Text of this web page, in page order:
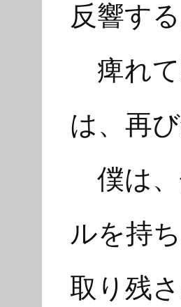
反響する
痺れて
は、再
僕は、
ルを持
取り残さ